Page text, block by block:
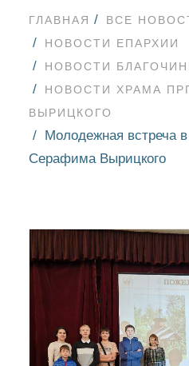
ГЛАВНАЯ
ВСЕ
НОВОСТИ ЕПАРХИИ
НОВОСТИ
НОВОСТИ ХРАМА
ВЫРИЦКОГО
Молодежная встреча
Серафима Вырицкого